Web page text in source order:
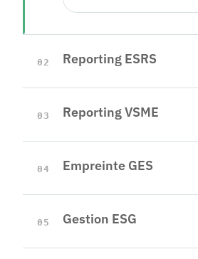
02 Reporting ESRS
03 Reporting VSME
04 Empreinte GES
05 Gestion ESG